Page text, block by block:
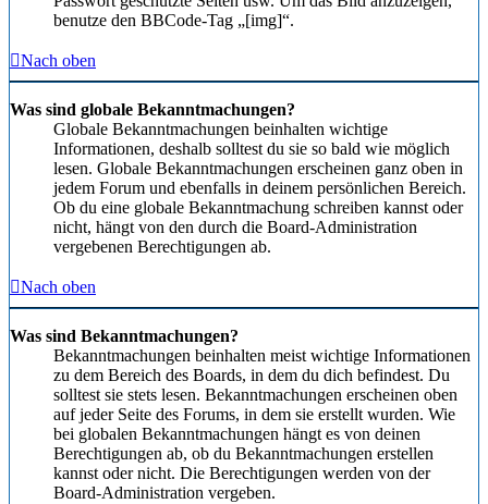
benutze den BBCode-Tag „[img]“.
Nach oben
Was sind globale Bekanntmachungen?
Globale Bekanntmachungen beinhalten wichtige
Informationen, deshalb solltest du sie so bald wie möglich
lesen. Globale Bekanntmachungen erscheinen ganz oben in
jedem Forum und ebenfalls in deinem persönlichen Bereich.
Ob du eine globale Bekanntmachung schreiben kannst oder
nicht, hängt von den durch die Board-Administration
vergebenen Berechtigungen ab.
Nach oben
Was sind Bekanntmachungen?
Bekanntmachungen beinhalten meist wichtige Informationen
zu dem Bereich des Boards, in dem du dich befindest. Du
solltest sie stets lesen. Bekanntmachungen erscheinen oben
auf jeder Seite des Forums, in dem sie erstellt wurden. Wie
bei globalen Bekanntmachungen hängt es von deinen
Berechtigungen ab, ob du Bekanntmachungen erstellen
kannst oder nicht. Die Berechtigungen werden von der
Board-Administration vergeben.